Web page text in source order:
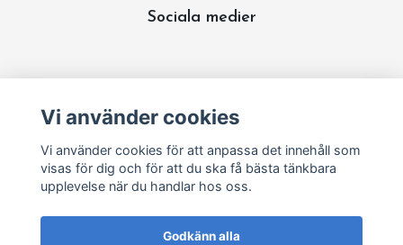
Sociala medier
Vi använder cookies
Vi använder cookies för att anpassa det innehåll som
visas för dig och för att du ska få bästa tänkbara
upplevelse när du handlar hos oss.
Godkänn alla